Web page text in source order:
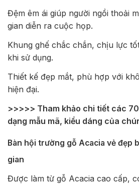
Đệm êm ái giúp người ngồi thoải
gian diễn ra cuộc họp.
Khung ghế chắc chắn, chịu lực
khi sử dụng.
Thiết kế đẹp mắt, phù hợp với
hiện đại.
>>>>> Tham khảo chi tiết các
dạng mẫu mã, kiểu dáng của
Bàn hội trường gỗ Acacia vẻ đẹp
gian
Được làm từ gỗ Acacia cao cấp,